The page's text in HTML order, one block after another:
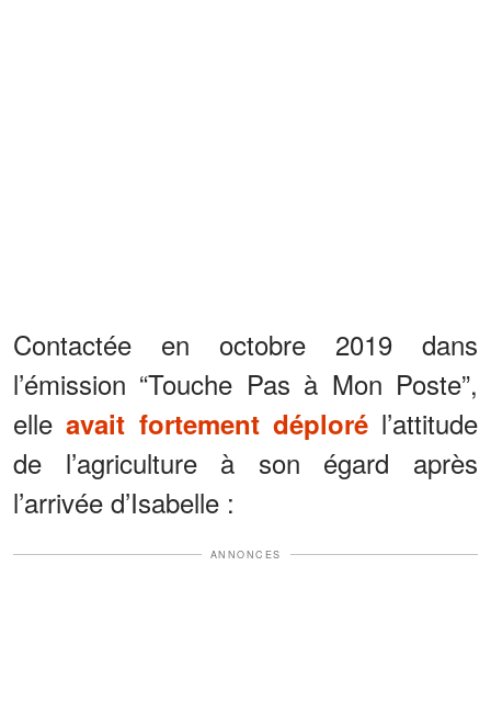
Contactée en octobre 2019 dans
l’émission “Touche Pas à Mon Poste”,
elleavait fortement déplorél’attitude
de l’agriculture à son égard après
l’arrivée d’Isabelle :
ANNONCES